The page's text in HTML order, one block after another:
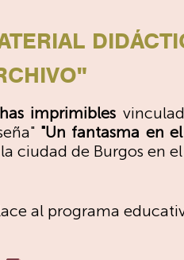
imprimibles
"Un fantasma en
ciudad de Burgos en
al programa